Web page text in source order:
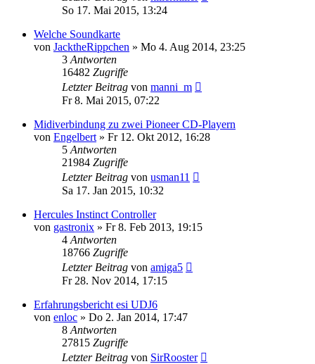
So 17. Mai 2015, 13:24
Welche Soundkarte
von JacktheRippchen » Mo 4. Aug 2014, 23:25
3 Antworten
16482 Zugriffe
Letzter Beitrag von manni_m
Fr 8. Mai 2015, 07:22
Midiverbindung zu zwei Pioneer CD-Playern
von Engelbert » Fr 12. Okt 2012, 16:28
5 Antworten
21984 Zugriffe
Letzter Beitrag von usman11
Sa 17. Jan 2015, 10:32
Hercules Instinct Controller
von gastronix » Fr 8. Feb 2013, 19:15
4 Antworten
18766 Zugriffe
Letzter Beitrag von amiga5
Fr 28. Nov 2014, 17:15
Erfahrungsbericht esi UDJ6
von enloc » Do 2. Jan 2014, 17:47
8 Antworten
27815 Zugriffe
Letzter Beitrag von SirRooster